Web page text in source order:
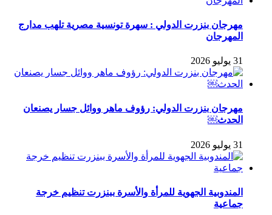
مهرجان بنزرت الدولي : سهرة تونسية مصرية تلهب مدارج
المهرجان
31 يوليو 2026
مهرجان بنزرت الدولي: رؤوف ماهر ووائل جسار يصنعان
الحدث￼
31 يوليو 2026
المندوبية الجهوية للمرأة والأسرة ببنزرت تنظيم خرجة
جماعية